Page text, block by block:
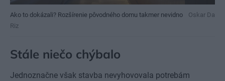
Ako to dokázali? Rozšírenie pôvodného domu takmer nevidno
Oskar Da
Riz
Stále niečo chýbalo
Jednoznačne však stavba nevyhovovala potrebám